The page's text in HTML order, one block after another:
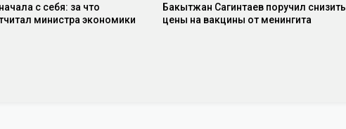
с себя: за что
министра экономики
Бакытжан Сагинтаев поручил снизить
цены на вакцины от менингита